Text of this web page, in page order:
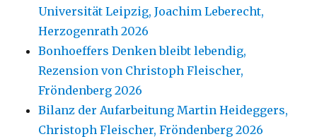
Universität Leipzig, Joachim Leberecht,
Herzogenrath 2026
Bonhoeffers Denken bleibt lebendig,
Rezension von Christoph Fleischer,
Fröndenberg 2026
Bilanz der Aufarbeitung Martin Heideggers,
Christoph Fleischer, Fröndenberg 2026